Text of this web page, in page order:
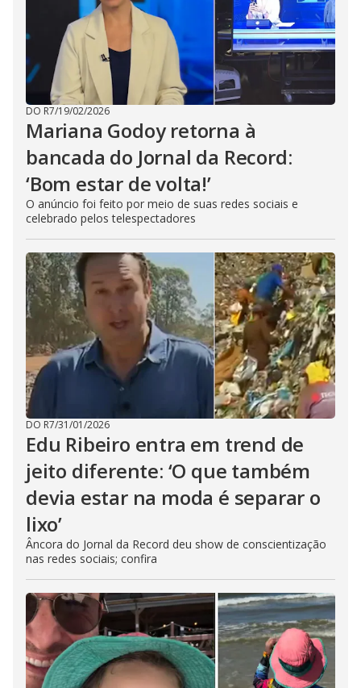
DO R7/19/02/2026
Mariana Godoy retorna à
bancada do Jornal da Record:
‘Bom estar de volta!’
O anúncio foi feito por meio de suas redes sociais e
celebrado pelos telespectadores
DO R7/31/01/2026
Edu Ribeiro entra em trend de
jeito diferente: ‘O que também
devia estar na moda é separar o
lixo’
Âncora do Jornal da Record deu show de conscientização
nas redes sociais; confira